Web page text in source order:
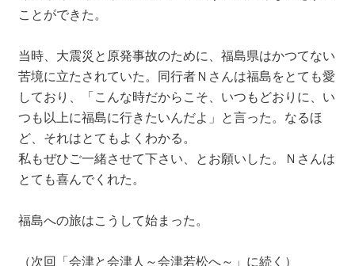
ことができた。
当時、大震災と原発事故のために、福島県はかつてない
苦境に立たされていた。同行者Ｎさんは福島をとても愛
しており、「こんな時だからこそ、いつもどおりに、い
つも以上に福島に行きたいんだよ」と言った。なるほ
ど、それはとてもよくわかる。
私もぜひご一緒させて下さい、とお願いした。Ｎさんは
とても喜んでくれた。
福島への旅はこうして始まった。
（次回「会津と会津人～会津若松へ～」に続く）